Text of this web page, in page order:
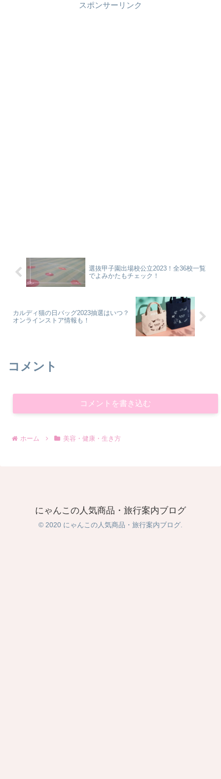
スポンサーリンク
選抜甲子園出場校公立2023！全36校一覧
でよみかたもチェック！
カルディ猫の日バッグ2023抽選はいつ？
オンラインストア情報も！
コメント
コメントを書き込む
ホーム 美容・健康・生き方
にゃんこの人気商品・旅行案内ブログ
© 2020 にゃんこの人気商品・旅行案内ブログ.